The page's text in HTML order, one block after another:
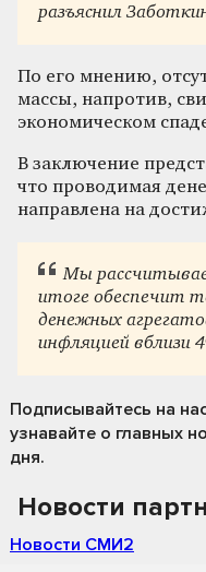
разъяснил
По его мнению,
массы, напротив,
экономическом
В заключение
что проводимая
направлена на
Мы
итоге обеспечит
денежных
инфляцией вблизи
Подписывайтесь на
узнавайте о главных
дня.
Новости
Новости СМИ2